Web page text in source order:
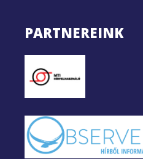
PARTNEREINK